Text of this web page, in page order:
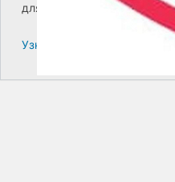
для дальнейших
Узнайте больше про